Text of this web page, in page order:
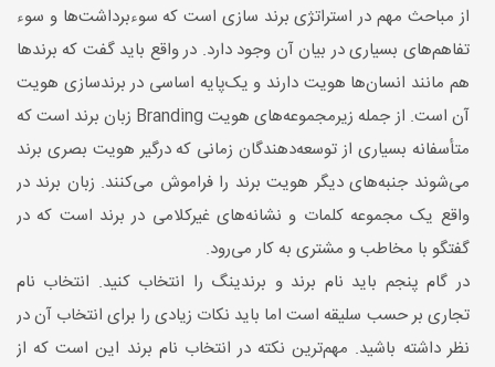
از مباحث مهم در استراتژی برند سازی است که سوءبرداشت‌ها و سوء
تفاهم‌های بسیاری در بیان آن وجود دارد. در واقع باید گفت که برندها
هم مانند انسان‌ها هویت دارند و یک‌پایه اساسی در برندسازی هویت
آن است. از جمله زیرمجموعه‌های هویت Branding زبان برند است که
متأسفانه بسیاری از توسعه‌دهندگان زمانی که درگیر هویت بصری برند
می‌شوند جنبه‌های دیگر هویت برند را فراموش می‌کنند. زبان برند در
واقع یک مجموعه کلمات و نشانه‌های غیرکلامی در برند است که در
گفتگو با مخاطب و مشتری به کار می‌رود.
در گام پنجم باید نام برند و برندینگ را انتخاب کنید. انتخاب نام
تجاری بر حسب سلیقه است اما باید نکات زیادی را برای انتخاب آن در
نظر داشته باشید. مهم‌ترین نکته در انتخاب نام برند این است که از